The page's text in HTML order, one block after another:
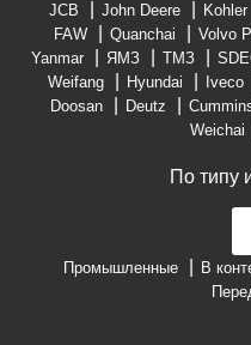
JCB John Deere Kohler
FAW
Quanchai Volvo
Yanmar
ЯМЗ ТМЗ
Weifang
Hyundai Iveco
Doosan
Deutz
Weichai
По типу
Промышленные В